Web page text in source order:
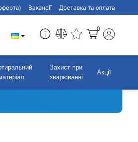
Вакансії Доставка та оплата
0
Захист при
зварюванні
Акції